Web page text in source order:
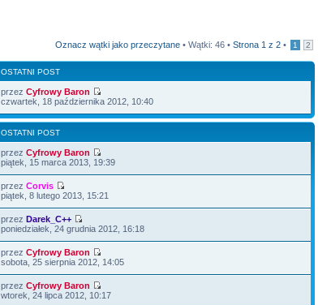
Oznacz wątki jako przeczytane • Wątki: 46 • Strona 1 z 2 • 1 2
OSTATNI POST
przezCyfrowy Baron
czwartek, 18 października 2012, 10:40
OSTATNI POST
przezCyfrowy Baron
piątek, 15 marca 2013, 19:39
przezCorvis
piątek, 8 lutego 2013, 15:21
przezDarek_C++
poniedziałek, 24 grudnia 2012, 16:18
przezCyfrowy Baron
sobota, 25 sierpnia 2012, 14:05
przezCyfrowy Baron
wtorek, 24 lipca 2012, 10:17